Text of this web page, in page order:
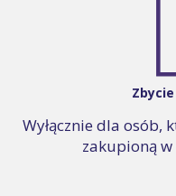
Wyłącznie dla osób,
zakupioną